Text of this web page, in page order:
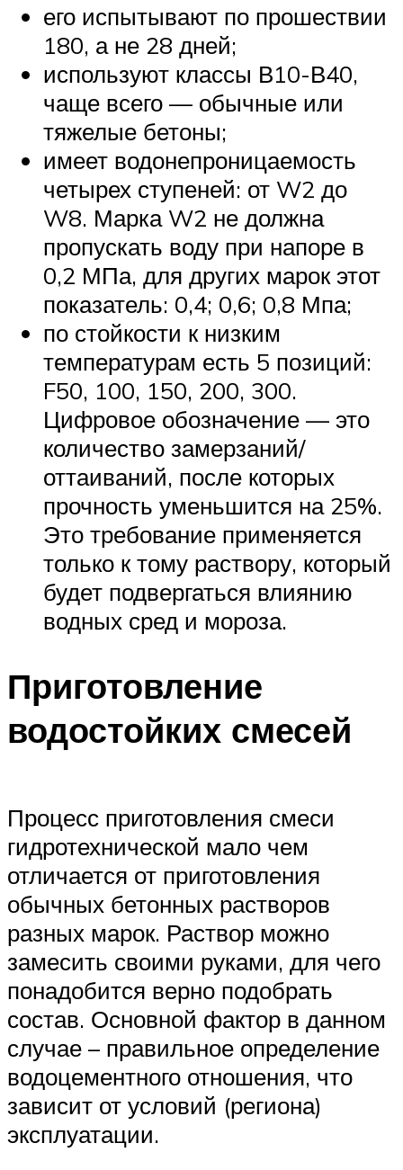
его испытывают по прошествии
180, а не 28 дней;
используют классы В10-В40,
чаще всего — обычные или
тяжелые бетоны;
имеет водонепроницаемость
четырех ступеней: от W2 до
W8. Марка W2 не должна
пропускать воду при напоре в
0,2 МПа, для других марок этот
показатель: 0,4; 0,6; 0,8 Мпа;
по стойкости к низким
температурам есть 5 позиций:
F50, 100, 150, 200, 300.
Цифровое обозначение — это
количество замерзаний/
оттаиваний, после которых
прочность уменьшится на 25%.
Это требование применяется
только к тому раствору, который
будет подвергаться влиянию
водных сред и мороза.
Приготовление
водостойких смесей
Процесс приготовления смеси
гидротехнической мало чем
отличается от приготовления
обычных бетонных растворов
разных марок. Раствор можно
замесить своими руками, для чего
понадобится верно подобрать
состав. Основной фактор в данном
случае – правильное определение
водоцементного отношения, что
зависит от условий (региона)
эксплуатации.